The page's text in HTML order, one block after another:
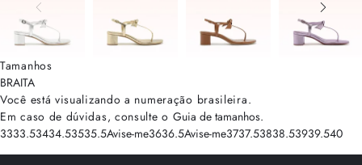
Tamanhos
BRAITA
Você está visualizando a numeração brasileira.
Em caso de dúvidas, consulte o Guia de tamanhos.
3333.53434.53535.5Avise-me3636.5Avise-me3737.53838.53939.540